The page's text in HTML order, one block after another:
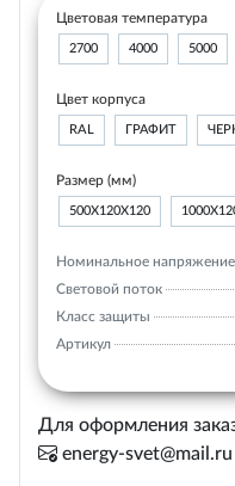
Цветовая температура
2700 4000 5000
Цвет корпуса
RAL ГРАФИТ
Размер (мм)
500Х120Х120
Номинальное напряжение
Световой поток
Класс защиты
Артикул
Для оформления
energy-svet@mail.ru